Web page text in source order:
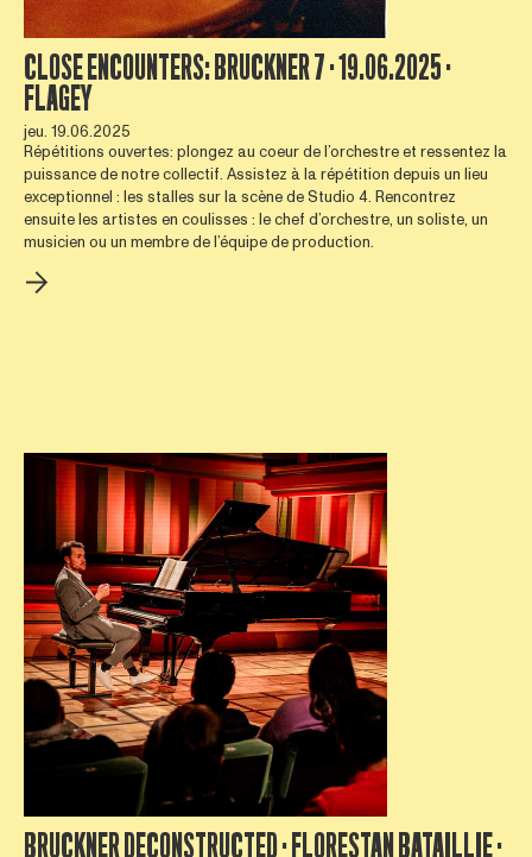
CLOSE ENCOUNTERS: BRUCKNER 7 · 19.06.2025 ·
FLAGEY
jeu. 19.06.2025
Répétitions ouvertes: plongez au coeur de l’orchestre et ressentez la
puissance de notre collectif. Assistez à la répétition depuis un lieu
exceptionnel : les stalles sur la scène de Studio 4. Rencontrez
ensuite les artistes en coulisses : le chef d’orchestre, un soliste, un
musicien ou un membre de l’équipe de production.
BRUCKNER DECONSTRUCTED · FLORESTAN BATAILLIE ·